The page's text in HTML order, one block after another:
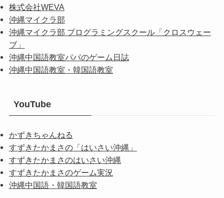
株式会社WEVA
沖縄マイクラ部
沖縄マイクラ部 プログラミングスクール「クロスウェー
ブ」
沖縄中国語教室パパのゲーム日誌
沖縄中国語教室・韓国語教室
YouTube
かずきちゃんねる
すずきたかまさの「はいさい沖縄」
すずきたかまさのはいさい沖縄
すずきたかまさのゲーム実況
沖縄中国語・韓国語教室